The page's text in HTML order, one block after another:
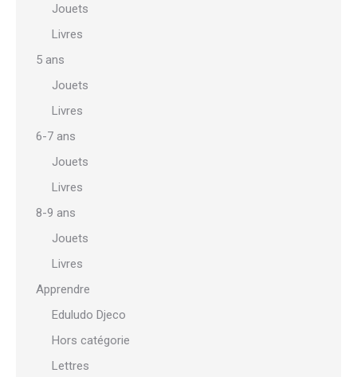
Jouets
Livres
5 ans
Jouets
Livres
6-7 ans
Jouets
Livres
8-9 ans
Jouets
Livres
Apprendre
Eduludo Djeco
Hors catégorie
Lettres